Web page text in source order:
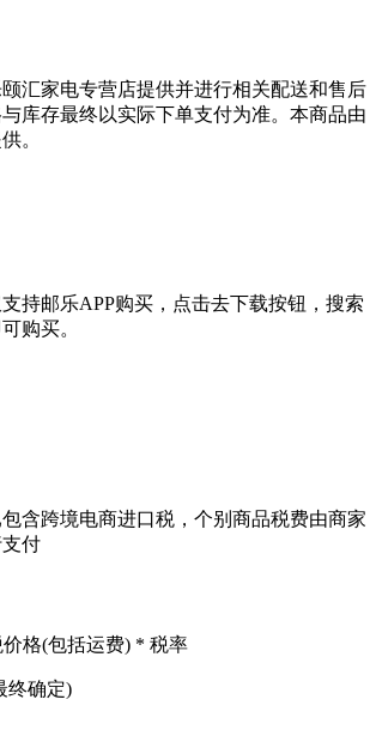
汇家电专营店提供并进行相关配送和售后
库存最终以实际下单支付为准。本商品由
。
持邮乐APP购买，点击去下载按钮，搜索
购买。
含跨境电商进口税，个别商品税费由商家
付
格(包括运费) * 税率
终确定)